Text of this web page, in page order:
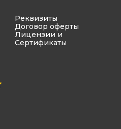
Реквизиты
Договор оферты
Лицензии и
Сертификаты